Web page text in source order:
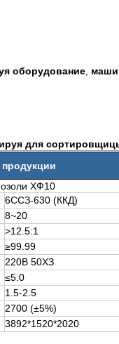
оборудование,
для
продукции
ХФ10
6ССЗ-630 (ККД)
8~20
>12.5:1
≥99.99
220В 50ХЗ
≤5.0
1.5-2.5
2700 (±5%)
3892*1520*2020